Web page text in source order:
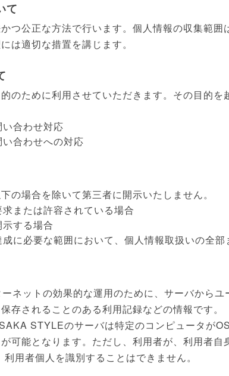
て
つ公正な方法で行います。個人情報の収集範囲
は適切な措置を講じます。
のために利用させていただきます。その目的を
合わせ対応
合わせへの対応
の場合を除いて第三者に開示いたしません。
または許容されている場合
する場合
に必要な範囲において、個人情報取扱いの全
ネットの効果的な運用のために、サーバから
存されることのある利用記録などの情報です。
STYLEのサーバは特定のコンピュータが
可能となります。ただし、利用者が、利用者
用者個人を識別することはできません。